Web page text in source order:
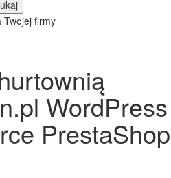
Twojej firmy
WordPress
PrestaShop